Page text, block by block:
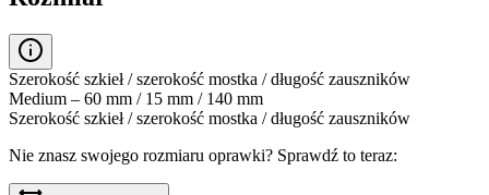
Szerokość szkieł / szerokość mostka / długość zauszników
Medium – 60 mm / 15 mm / 140 mm
Szerokość szkieł / szerokość mostka / długość zauszników
Nie znasz swojego rozmiaru oprawki? Sprawdź to teraz: